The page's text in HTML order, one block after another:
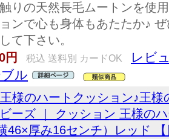
りの天然長毛ムートンを使
ンで心も身体もあたたか♪
て下さい。
円
税込 送料別 カードOK
レビ
ル
王様のハートクッション♪王
ーズ ｜ クッション 王様の
46×厚み16センチ）レッド